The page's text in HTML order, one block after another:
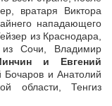
вратаря Виктора
нападающего
из Краснодара,
Сочи, Владимир
и Евгений
Бочаров и Анатолий
области, Тенгиз